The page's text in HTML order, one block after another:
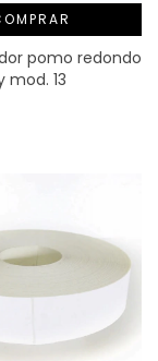
pomo redondo
mod. 13